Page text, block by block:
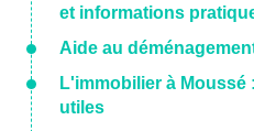
et informations
Aide au
L'immobilier à Moussé
utiles